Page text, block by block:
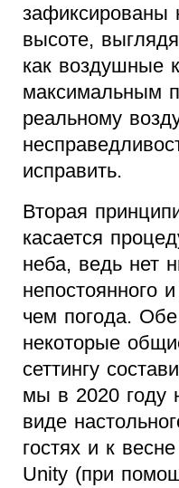
зафиксированы
высоте,
как воздушные
максимальным
реальному
исправить.
Вторая
касается
неба, ведь нет
непостоянного
чем погода.
некоторые
сеттингу
мы в 2020 году
виде
гостях и к
Unity (при